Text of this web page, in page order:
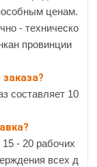
ценам.
- техническо
провинции
составляет 10
- 20 рабочих
всех д